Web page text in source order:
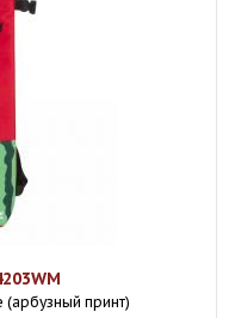
(арбузный принт)